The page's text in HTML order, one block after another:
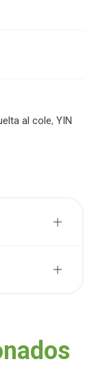
al cole, YIN